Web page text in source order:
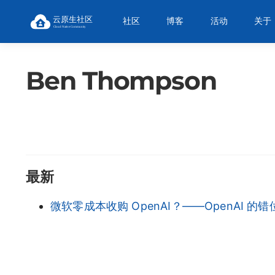
社区 博客 活动 关于
Ben Thompson
最新
微软零成本收购 OpenAI？——OpenAI 的错